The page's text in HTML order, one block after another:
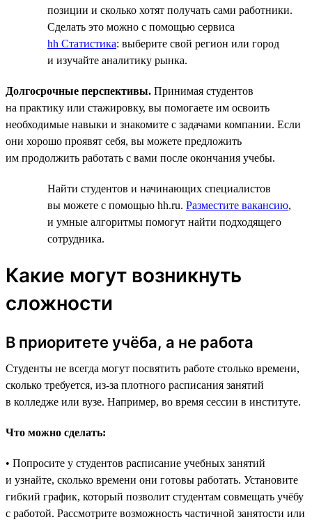
позиции и сколько хотят получать сами работники.
Сделать это можно с помощью сервиса
hh Статистика: выберите свой регион или город
и изучайте аналитику рынка.
Долгосрочные перспективы. Принимая студентов
на практику или стажировку, вы помогаете им освоить
необходимые навыки и знакомите с задачами компании. Если
они хорошо проявят себя, вы можете предложить
им продолжить работать с вами после окончания учебы.
Найти студентов и начинающих специалистов
вы можете с помощью hh.ru. Разместите вакансию,
и умные алгоритмы помогут найти подходящего
сотрудника.
Какие могут возникнуть
сложности
В приоритете учёба, а не работа
Студенты не всегда могут посвятить работе столько времени,
сколько требуется, из-за плотного расписания занятий
в колледже или вузе. Например, во время сессии в институте.
Что можно сделать:
• Попросите у студентов расписание учебных занятий
и узнайте, сколько времени они готовы работать. Установите
гибкий график, который позволит студентам совмещать учёбу
с работой. Рассмотрите возможность частичной занятости или